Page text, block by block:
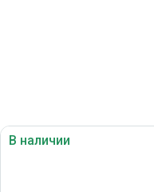
В наличии